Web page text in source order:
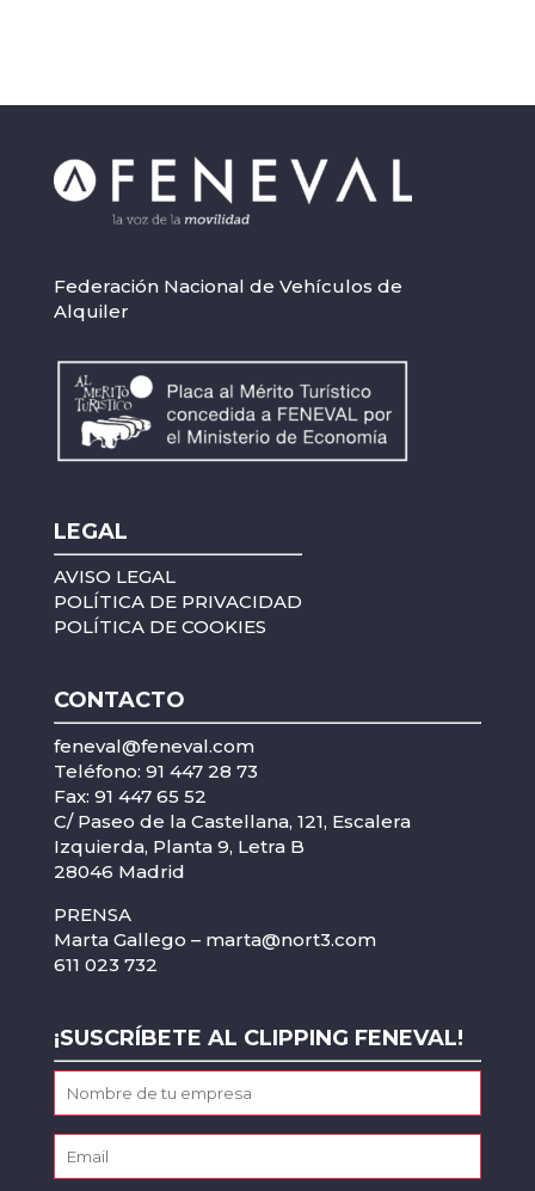
Federación Nacional de Vehículos de
Alquiler
LEGAL
AVISO LEGAL
POLÍTICA DE PRIVACIDAD
POLÍTICA DE COOKIES
CONTACTO
feneval@feneval.com
Teléfono: 91 447 28 73
Fax: 91 447 65 52
C/ Paseo de la Castellana, 121, Escalera
Izquierda, Planta 9, Letra B
28046 Madrid
PRENSA
Marta Gallego – marta@nort3.com
611 023 732
¡SUSCRÍBETE AL CLIPPING FENEVAL!